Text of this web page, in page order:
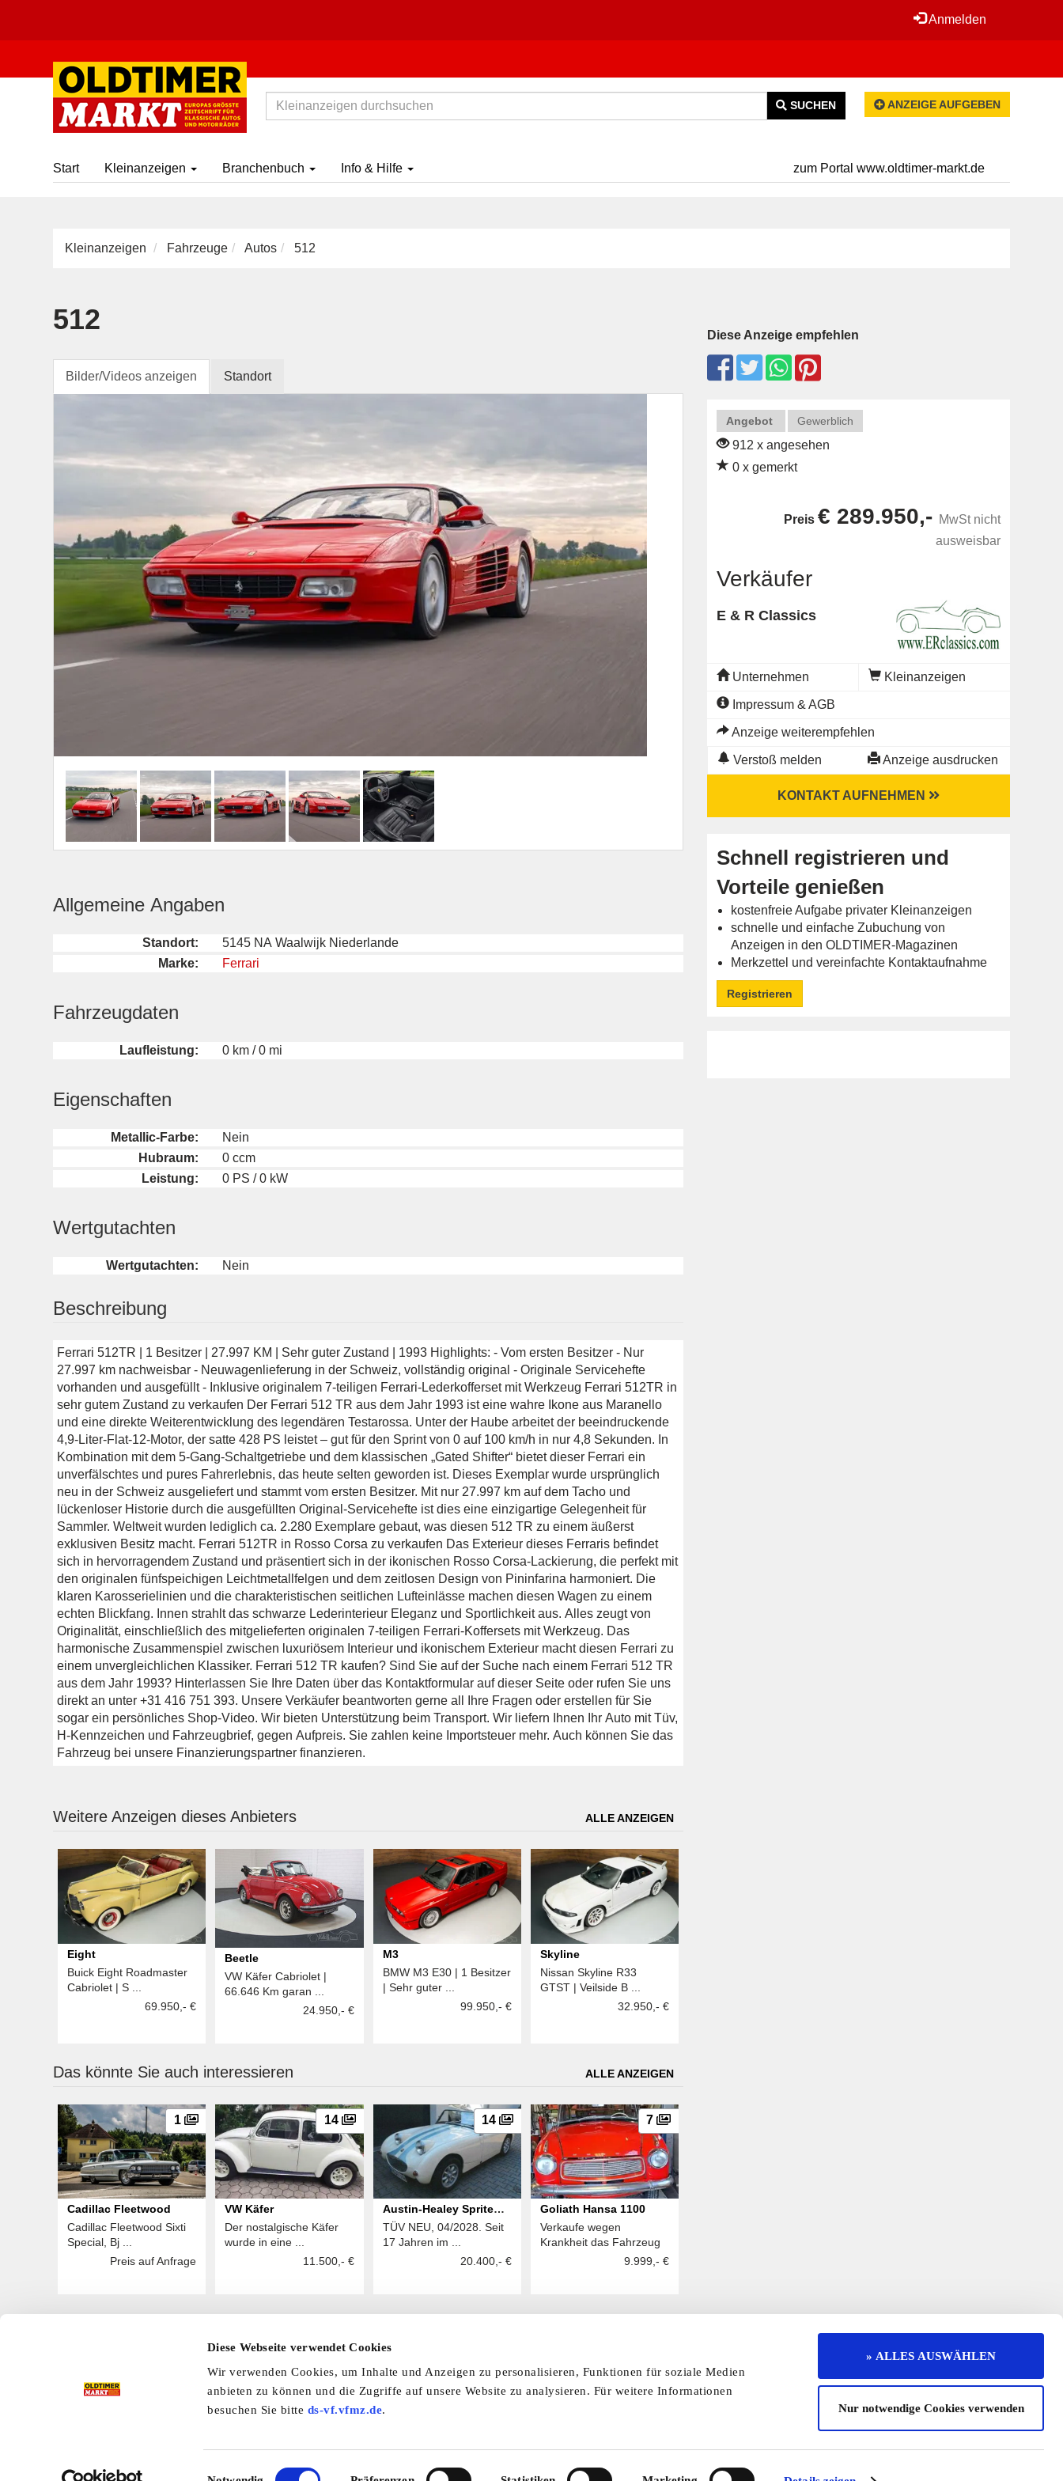
Diese Webseite verwendet Cookies
Wir verwenden Cookies, um Inhalte und Anzeigen zu personalisieren, Funktionen für soziale Medien
anbieten zu können und die Zugriffe auf unsere Website zu analysieren. Für weitere Informationen
besuchen Sie bitte ds-vf.vfmz.de.
Einwilligungsauswahl
» ALLES AUSWÄHLEN
Nur notwendige Cookies verwenden
Anmelden
SUCHEN ANZEIGE AUFGEBEN
Start Kleinanzeigen Branchenbuch Info & Hilfe zum Portal www.oldtimer-markt.de
Kleinanzeigen Fahrzeuge Autos 512
512
Bilder/Videos anzeigen Standort
Allgemeine Angaben
Standort:
5145 NA Waalwijk Niederlande
Marke:
Ferrari
Fahrzeugdaten
Laufleistung: 0 km / 0 mi
Eigenschaften
Metallic-Farbe:
Nein
Hubraum:
0 ccm
Leistung:
0 PS / 0 kW
Wertgutachten
Wertgutachten: Nein
Beschreibung
Ferrari 512TR | 1 Besitzer | 27.997 KM | Sehr guter Zustand | 1993 Highlights: - Vom ersten Besitzer - Nur
27.997 km nachweisbar - Neuwagenlieferung in der Schweiz, vollständig original - Originale Servicehefte
vorhanden und ausgefüllt - Inklusive originalem 7-teiligen Ferrari-Lederkofferset mit Werkzeug Ferrari 512TR in
sehr gutem Zustand zu verkaufen Der Ferrari 512 TR aus dem Jahr 1993 ist eine wahre Ikone aus Maranello
und eine direkte Weiterentwicklung des legendären Testarossa. Unter der Haube arbeitet der beeindruckende
4,9-Liter-Flat-12-Motor, der satte 428 PS leistet – gut für den Sprint von 0 auf 100 km/h in nur 4,8 Sekunden. In
Kombination mit dem 5-Gang-Schaltgetriebe und dem klassischen „Gated Shifter“ bietet dieser Ferrari ein
unverfälschtes und pures Fahrerlebnis, das heute selten geworden ist. Dieses Exemplar wurde ursprünglich
neu in der Schweiz ausgeliefert und stammt vom ersten Besitzer. Mit nur 27.997 km auf dem Tacho und
lückenloser Historie durch die ausgefüllten Original-Servicehefte ist dies eine einzigartige Gelegenheit für
Sammler. Weltweit wurden lediglich ca. 2.280 Exemplare gebaut, was diesen 512 TR zu einem äußerst
exklusiven Besitz macht. Ferrari 512TR in Rosso Corsa zu verkaufen Das Exterieur dieses Ferraris befindet
sich in hervorragendem Zustand und präsentiert sich in der ikonischen Rosso Corsa-Lackierung, die perfekt mit
den originalen fünfspeichigen Leichtmetallfelgen und dem zeitlosen Design von Pininfarina harmoniert. Die
klaren Karosserielinien und die charakteristischen seitlichen Lufteinlässe machen diesen Wagen zu einem
echten Blickfang. Innen strahlt das schwarze Lederinterieur Eleganz und Sportlichkeit aus. Alles zeugt von
Originalität, einschließlich des mitgelieferten originalen 7-teiligen Ferrari-Koffersets mit Werkzeug. Das
harmonische Zusammenspiel zwischen luxuriösem Interieur und ikonischem Exterieur macht diesen Ferrari zu
einem unvergleichlichen Klassiker. Ferrari 512 TR kaufen? Sind Sie auf der Suche nach einem Ferrari 512 TR
aus dem Jahr 1993? Hinterlassen Sie Ihre Daten über das Kontaktformular auf dieser Seite oder rufen Sie uns
direkt an unter +31 416 751 393. Unsere Verkäufer beantworten gerne all Ihre Fragen oder erstellen für Sie
sogar ein persönliches Shop-Video. Wir bieten Unterstützung beim Transport. Wir liefern Ihnen Ihr Auto mit Tüv,
H-Kennzeichen und Fahrzeugbrief, gegen Aufpreis. Sie zahlen keine Importsteuer mehr. Auch können Sie das
Fahrzeug bei unsere Finanzierungspartner finanzieren.
Weitere Anzeigen dieses Anbieters ALLE ANZEIGEN
Eight
Buick Eight Roadmaster
Cabriolet | S ...
69.950,- €
Beetle
VW Käfer Cabriolet |
66.646 Km garan ...
24.950,- €
M3
BMW M3 E30 | 1 Besitzer
| Sehr guter ...
99.950,- €
Skyline
Nissan Skyline R33
GTST | Veilside B ...
32.950,- €
Das könnte Sie auch interessieren ALLE ANZEIGEN
1
Cadillac Fleetwood
Cadillac Fleetwood Sixti
Special, Bj ...
Preis auf Anfrage
14
VW Käfer
Der nostalgische Käfer
wurde in eine ...
11.500,- €
14
Austin-Healey Sprite
MK 1 / Frogeye
TÜV NEU, 04/2028. Seit
17 Jahren im ...
20.400,- €
7
Goliath Hansa 1100
Verkaufe wegen
Krankheit das Fahrzeug
9.999,- €
Diese Anzeige empfehlen
Angebot Gewerblich
912 x angesehen
0 x gemerkt
Preis € 289.950,- MwSt nicht
ausweisbar
Verkäufer
E & R Classics
Unternehmen Kleinanzeigen
Impressum & AGB
Anzeige weiterempfehlen
Verstoß melden Anzeige ausdrucken
KONTAKT AUFNEHMEN
Schnell registrieren und
Vorteile genießen
kostenfreie Aufgabe privater Kleinanzeigen
schnelle und einfache Zubuchung von
Anzeigen in den OLDTIMER-Magazinen
Merkzettel und vereinfachte Kontaktaufnahme
Registrieren
Hier finden Sie mehr OLDTIMER MARKT
Folgen Sie uns auf unseren Social-Media-Seiten oder laden Sie unsere Termine-App herunter:
Facebook
Instagram| YouTube| Termine-App
Unser kostenloser Newsletter
Registrieren Sie sich und bleiben Sie auf dem
Laufenden.
Preisliste Erscheinungskalender AGB Datenschutzerklärung Widerruf